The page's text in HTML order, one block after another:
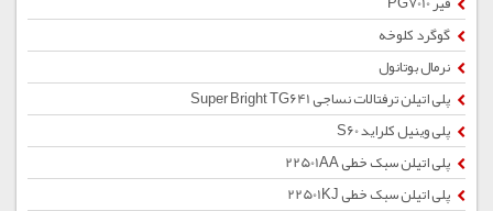
گوگرد کلوخه
نرمال بوتانول
پلی اتیلن ترفتالات نساجی Super Bright TG641
پلی وینیل کلراید S60
پلی اتیلن سبک خطی 22501AA
پلی اتیلن سبک خطی 22501KJ